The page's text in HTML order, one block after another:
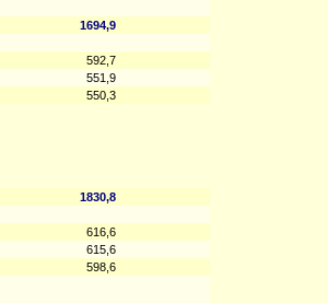
1694,9
592,7
551,9
550,3
1830,8
616,6
615,6
598,6